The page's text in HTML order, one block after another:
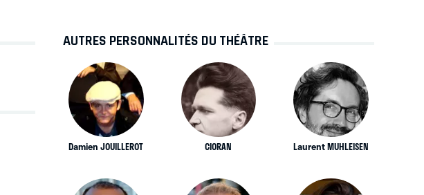
AUTRES PERSONNALITÉS DU THÉÂTRE
Damien JOUILLEROT CIORAN Laurent MUHLEISEN